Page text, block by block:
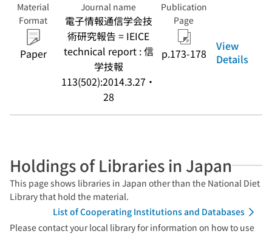
Material
Format
Paper
Journal name
電子情報通信学会技
術研究報告 = IEICE
technical report : 信
学技報
113(502):2014.3.27・
28
Publication
Page
p.173-178
View
Details
Holdings of Libraries in Japan
This page shows libraries in Japan other than the National Diet
Library that hold the material.
List of Cooperating Institutions and Databases
Please contact your local library for information on how to use